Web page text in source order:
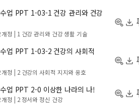
업 PPT 1-03-1 건강 관리와 건강
개정 | 1 건강 관리와 건강 생활 기술
업 PPT 1-03-2 건강의 사회적
개정 | 2 건강의 사회적 지지와 옹호
업 PPT 2-0 이상한 나라의 나!
개정 | 2 정서와 정신 건강